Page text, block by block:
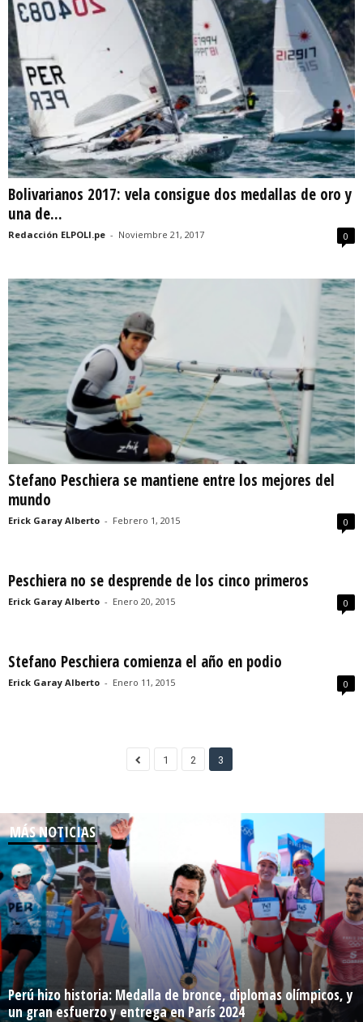
Bolivarianos 2017: vela consigue dos medallas de oro y
una de...
Redacción ELPOLI.pe - Noviembre 21, 2017 0
Stefano Peschiera se mantiene entre los mejores del
mundo
Erick Garay Alberto - Febrero 1, 2015 0
Peschiera no se desprende de los cinco primeros
Erick Garay Alberto - Enero 20, 2015 0
Stefano Peschiera comienza el año en podio
Erick Garay Alberto - Enero 11, 2015 0
1 2 3
MÁS NOTICIAS
Perú hizo historia: Medalla de bronce, diplomas olímpicos, y
un gran esfuerzo y entrega en París 2024